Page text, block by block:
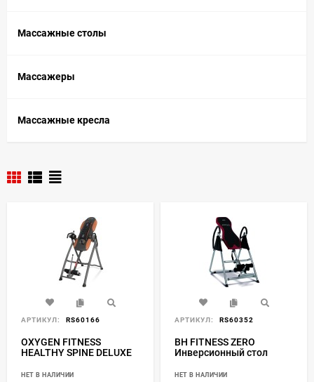
Массажные столы
Массажеры
Массажные кресла
АРТИКУЛ: RS60166
OXYGEN FITNESS
HEALTHY SPINE DELUXE
домашний
НЕТ В НАЛИЧИИ
АРТИКУЛ: RS60352
BH FITNESS ZERO
Инверсионный стол
НЕТ В НАЛИЧИИ